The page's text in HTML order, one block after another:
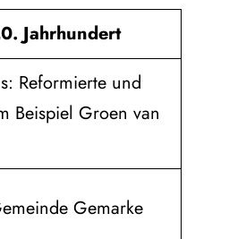
Jahrhundert
Reformierte und
Beispiel Groen van
Gemarke